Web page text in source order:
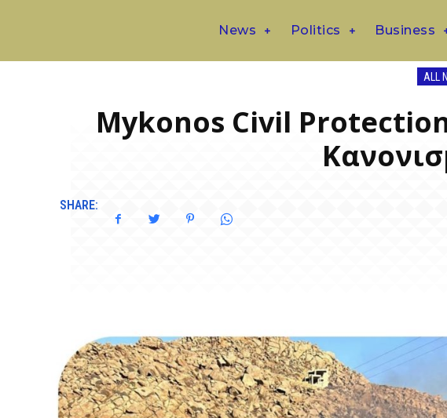
News Politics Business
ALL
Mykonos Civil
SHARE: